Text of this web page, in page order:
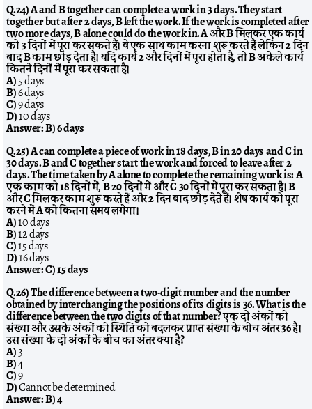
Q.24) A and B together can complete a work in 3 days. They start
together but after 2 days, B left the work. If the work is completed after
two more days, B alone could do the work in. A और B मिलकर एक कार्य
को 3 दिनों में पूरा कर सकते हैं। वे एक साथ काम करना शुरू करते हैं लेकिन 2 दिन
बाद B काम छोड़ देता है। यदि कार्य 2 और दिनों में पूरा होता है, तो B अकेले कार्य
कितने दिनों में पूरा कर सकता है।
A)5 days
B)6 days
C)9 days
D)10 days
Answer:B) 6 days
Q.25) A can complete a piece of work in 18 days, B in 20 days and C in
30 days. B and C together start the work and forced to leave after 2
days. The time taken by A alone to complete the remaining work is: A
एक काम को 18 दिनों में, B 20 दिनों में और C 30 दिनों में पूरा कर सकता है। B
और C मिलकर काम शुरू करते हैं और 2 दिन बाद छोड़ देते हैं। शेष कार्य को पूरा
करने में A को कितना समय लगेगा।
A)10 days
B)12 days
C)15 days
D)16 days
Answer:C) 15 days
Q.26) The difference between a two-digit number and the number
obtained by interchanging the positions of its digits is 36. What is the
difference between the two digits of that number? एक दो अंकों की
संख्या और उसके अंकों की स्थिति को बदलकर प्राप्त संख्या के बीच अंतर 36 है।
उस संख्या के दो अंकों के बीच का अंतर क्या है?
A)3
B)4
C)9
D)Cannot be determined
Answer:B) 4